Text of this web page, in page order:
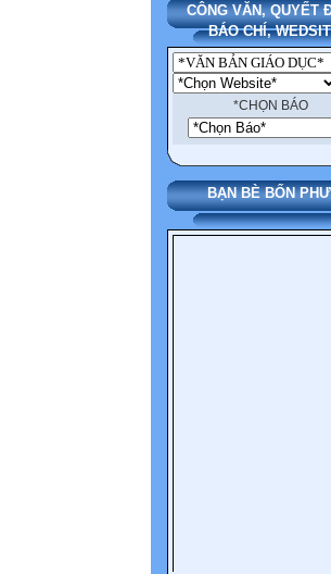
CÔNG VĂN, QUYẾT
BÁO CHÍ,
*CHỌN BÁO
BẠN BÈ BỐN